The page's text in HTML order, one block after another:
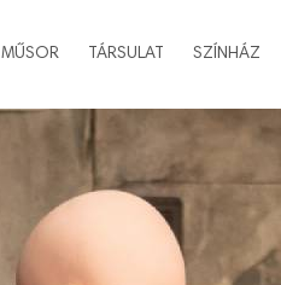
MŰSOR TÁRSULAT SZÍNHÁZ